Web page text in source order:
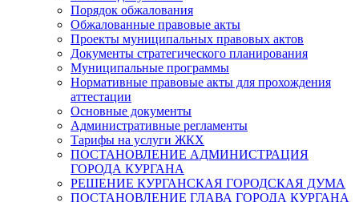
Порядок обжалования
Обжалованные правовые акты
Проекты муниципальных правовых актов
Документы стратегического планирования
Муниципальные программы
Нормативные правовые акты для прохождения
аттестации
Основные документы
Административные регламенты
Тарифы на услуги ЖКХ
ПОСТАНОВЛЕНИЕ АДМИНИСТРАЦИЯ
ГОРОДА КУРГАНА
РЕШЕНИЕ КУРГАНСКАЯ ГОРОДСКАЯ ДУМА
ПОСТАНОВЛЕНИЕ ГЛАВА ГОРОДА КУРГАНА